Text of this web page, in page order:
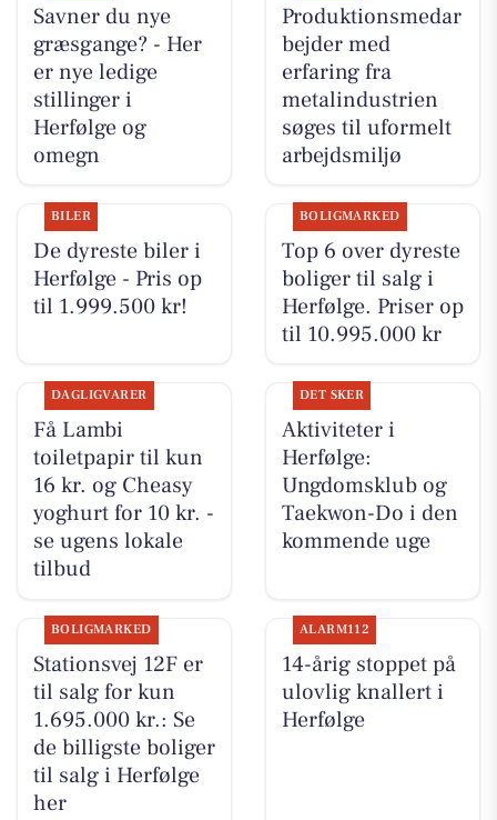
Savner du nye
græsgange? - Her
er nye ledige
stillinger i
Herfølge og
omegn
Produktionsmedar
bejder med
erfaring fra
metalindustrien
søges til uformelt
arbejdsmiljø
BILER
De dyreste biler i
Herfølge - Pris op
til 1.999.500 kr!
BOLIGMARKED
Top 6 over dyreste
boliger til salg i
Herfølge. Priser op
til 10.995.000 kr
DAGLIGVARER
Få Lambi
toiletpapir til kun
16 kr. og Cheasy
yoghurt for 10 kr. -
se ugens lokale
tilbud
DET SKER
Aktiviteter i
Herfølge:
Ungdomsklub og
Taekwon-Do i den
kommende uge
BOLIGMARKED
Stationsvej 12F er
til salg for kun
1.695.000 kr.: Se
de billigste boliger
til salg i Herfølge
her
ALARM112
14-årig stoppet på
ulovlig knallert i
Herfølge